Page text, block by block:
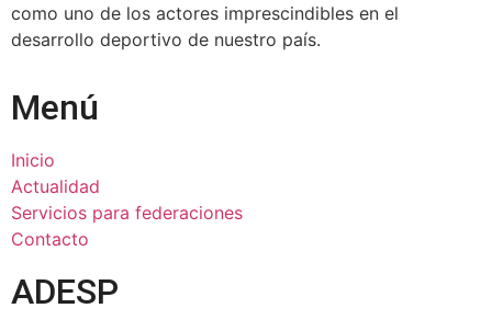
como uno de los actores imprescindibles en el
desarrollo deportivo de nuestro país.
Menú
Inicio
Actualidad
Servicios para federaciones
Contacto
ADESP